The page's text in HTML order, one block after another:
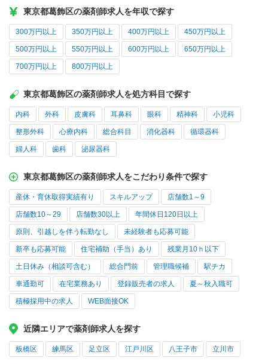
東京都葛飾区の薬剤師求人を年収で探す
300万円以上 350万円以上 400万円以上 450万円以上
500万円以上 550万円以上 600万円以上 650万円以上
700万円以上 800万円以上
東京都葛飾区の薬剤師求人を処方科目で探す
内科 外科 皮膚科 耳鼻科 眼科 精神科 小児科
整形外科 心療内科 総合科目 消化器科 循環器科
婦人科 歯科 泌尿器科
東京都葛飾区の薬剤師求人をこだわり条件で探す
産休・育休取得実績有り スキルアップ 店舗数1～9
店舗数10～29 店舗数30以上 年間休日120日以上
原則、引越しを伴う転勤なし 未経験者も応募可能
新卒も応募可能 住宅補助（手当）あり 残業月10ｈ以下
土日休み（相談可含む） 総合門前 管理職候補 駅チカ
車通勤可 在宅業務あり 登録販売者の求人 夏～秋入職可
積極採用中の求人 WEB面接OK
近隣エリアで薬剤師求人を探す
板橋区 練馬区 足立区 江戸川区 八王子市 立川市